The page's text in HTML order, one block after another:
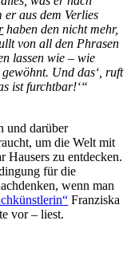
er aus dem Verlies
haben den nicht mehr,
von all den Phrasen
lassen wie – wie
Und das‘, ruft
ist furchtbar!‘“
und darüber
um die Welt mit
Hausers zu entdecken.
für die
wenn man
Franziska
vor – liest.